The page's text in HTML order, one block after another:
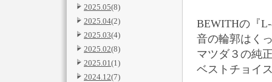
2025.05(8)
2025.04(2)
2025.03(4)
2025.02(8)
2025.01(1)
2024.12(7)
BEWITHの『
音の輪郭はく
マツダ３の純
ベストチョイ